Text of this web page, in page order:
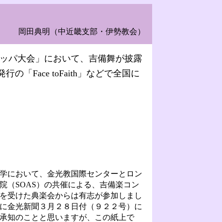
岡田典明（中近畿支部・伊勢教会）
パ大会」において、吉備舞が披露
の「Face toFaith」などで全国に
おいて、金光教国際センターとロン
（SOAS）の共催による、吉備楽コン
受けた典楽会からは有志が参加しまし
金光新聞３月２８日付（９２２号）に
知のことと思いますが、この紙上で